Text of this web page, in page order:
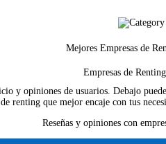
Mejores Empresas de
Empresas de
y opiniones de usuarios. Debajo
renting que mejor encaje con tus
Reseñas y opiniones con